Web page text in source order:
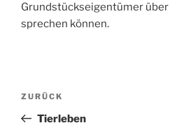
Grundstückseigentümer
sprechen können.
Beitragsnavigation
Vorheriger
Beitrag
ZURÜCK
Tierleben